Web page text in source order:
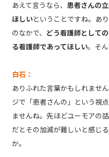
あえて言うなら、 患者さんの
ほしいということですね。あ
のなかで、 どう看護師として
る看護師であってほしい。そ
白石：
ありふれた言葉かもしれませ
ジで「患者さんの」という視
ませんね。先ほどユーモアの
だとその加減が難しいと感じ
か。